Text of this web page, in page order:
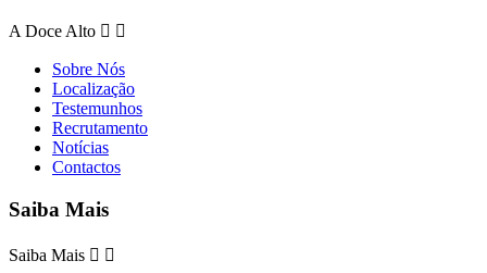
A Doce Alto  
Sobre Nós
Localização
Testemunhos
Recrutamento
Notícias
Contactos
Saiba Mais
Saiba Mais  